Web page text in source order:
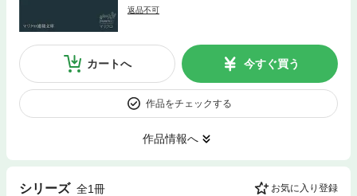
返品不可
カートへ 今すぐ買う
作品をチェックする
作品情報へ
シリーズ 全1冊 お気に入り登録